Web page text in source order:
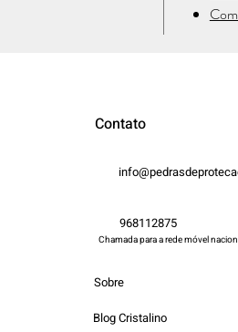
Contato
968112875
Chamada para a rede móvel
Sobre
Blog Cristalino